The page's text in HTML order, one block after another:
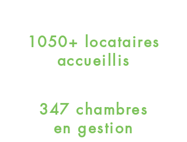
1050+ locataires
accueillis
347 chambres
en gestion